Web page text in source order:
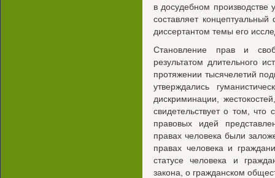
в досудебном производстве
составляет
диссертантом темы его
Становление прав и
результатом длительного
протяжении тысячелетий
утверждались
дискриминации,
свидетельствует о том,
правовых идей
правах человека были
правах человека и
статусе человека и
закона, о гражданском